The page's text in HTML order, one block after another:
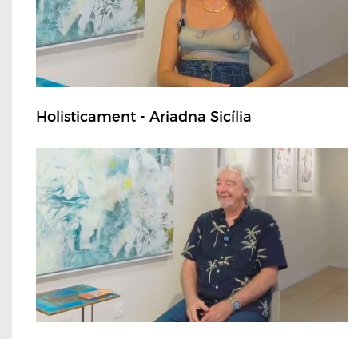
Holisticament - Ariadna Sicília